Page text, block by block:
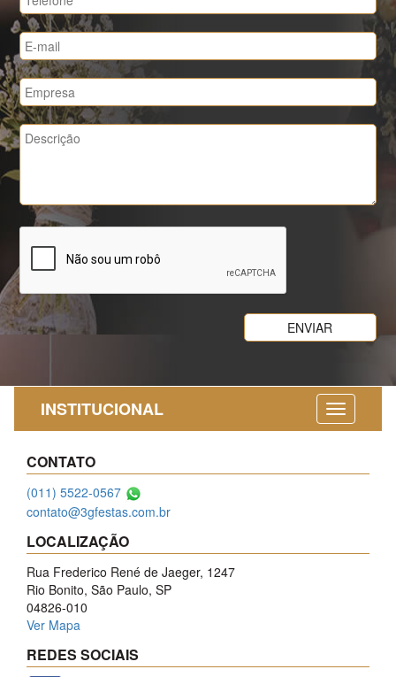
INSTITUCIONAL
CONTATO
(011) 5522-0567
contato@3gfestas.com.br
LOCALIZAÇÃO
Rua Frederico René de Jaeger, 1247
Rio Bonito, São Paulo, SP
04826-010
Ver Mapa
REDES SOCIAIS